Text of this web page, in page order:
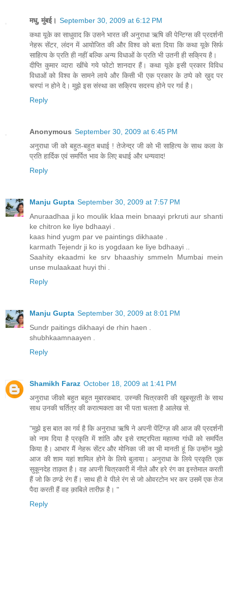
मधु, मुंबई। September 30, 2009 at 6:12 PM
कथा यूके का साधुवाद कि उसने भारत की अनुराधा ऋषि की पेन्टिग्‍स की प्रदर्शनी
नेहरू सेंटर, लंदन में आयोजित की और विश्‍व को बता दिया कि कथा यूके सिर्फ
साहित्‍य के प्रति ही नहीं बल्कि अन्‍य विधाओं के प्रति भी उतनी ही सक्रिय है।
द‍ीप्ति कुमार व्‍दारा खींचे गये फोटो शानदार हैं। कथा यूके इसी प्रकार विविध
विधाओं को विश्‍व के सामने लाये और किसी भी एक प्रकार के ठप्‍पे को ख़ुद पर
चस्‍पां न होने दे। मुझे इस संस्‍था का सक्रिय सदस्‍य होने पर गर्व है।
Reply
Anonymous September 30, 2009 at 6:45 PM
अनुराधा जी को बहुत-बहुत बधाई ! तेजेन्द्र जी को भी साहित्य के साथ कला के
प्रति हार्दिक एवं समर्पित भाव के लिए बधाई और धन्यवाद!
Reply
Manju Gupta September 30, 2009 at 7:57 PM
Anuraadhaa ji ko moulik klaa mein bnaayi prkruti aur shanti
ke chitron ke liye bdhaayi .
kaas hind yugm par ve paintings dikhaate .
karmath Tejendr ji ko is yogdaan ke liye bdhaayi ..
Saahity ekaadmi ke srv bhaashiy smmeln Mumbai mein
unse mulaakaat huyi thi .
Reply
Manju Gupta September 30, 2009 at 8:01 PM
Sundr paitings dikhaayi de rhin haen .
shubhkaamnaayen .
Reply
Shamikh Faraz October 18, 2009 at 1:41 PM
अनुराधा जीको बहुत बहुत मुबारकबाद. उस्न्की चित्रकारी की खूबसूरती के साथ
साथ उनकी चर्तित्र की करात्मकता का भी पता चलता है आलेख से.
"मुझे इस बात का गर्व है कि अनुराधा ऋषि ने अपनी पेंटिंग्ज़ की आज की प्रदर्शनी
को नाम दिया है प्रकृति में शांति और इसे राष्ट्रपिता महात्मा गांधी को समर्पित
किया है। आभार मैं नेहरू सेंटर और मोनिका जी का भी मानती हूं कि उन्होंन मुझे
आज की शाम यहां शामिल होने के लिये बुलाया। अनुराधा के लिये प्रकृति एक
सुकूनदेह ताक़त है। वह अपनी चित्रकारी में नीले और हरे रंग का इस्तेमाल करती
हैं जो कि ठण्डे रंग हैं। साथ ही वे पीले रंग से जो ओवरटोन भर कर उसमें एक तेज
पैदा करती हैं वह क़ाबिले तारीफ़ है। "
Reply